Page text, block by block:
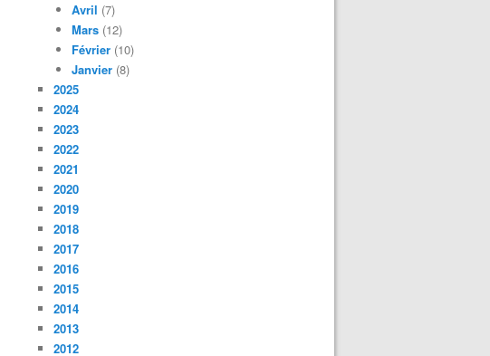
Avril (7)
Mars (12)
Février (10)
Janvier (8)
2025
2024
2023
2022
2021
2020
2019
2018
2017
2016
2015
2014
2013
2012